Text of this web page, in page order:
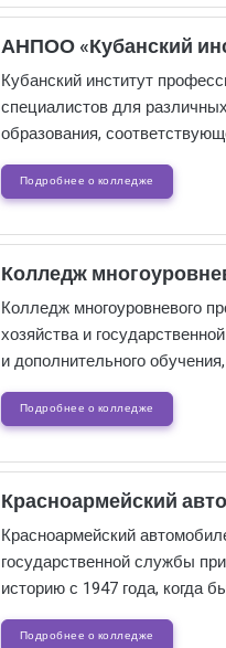
АНПОО «Кубанский
Кубанский институт
специалистов для
образования,
Подробнее о колледже
Колледж
Колледж многоуровневого
хозяйства и
и дополнительного
Подробнее о колледже
Красноармейский
Красноармейский
государственной службы
историю с 1947 года, когда
Подробнее о колледже